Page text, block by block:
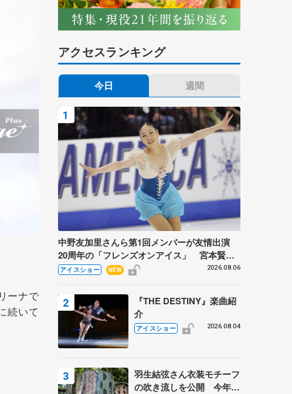
ーナで
続いて
アクセスランキング
今日 週間
中野友加里さんら第1回メンバーが友情出演
20周年の「フレンズオンアイス」 宮本賢二
さん、有川梨絵さん、田村岳斗さんも
アイスショー NEW 2026.08.06
『THE DESTINY』楽曲紹
介
アイスショー 2026.08.04
羽生結弦さん衣装モチーフ
の吹き流しを公開 今年は